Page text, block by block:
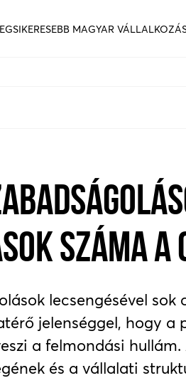
MAGYAR
SZÁMA A
lecsengésével sok
jelenséggel, hogy a
a felmondási
és a vállalati